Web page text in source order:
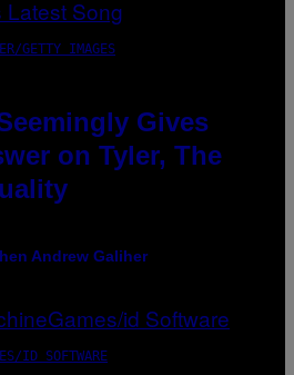
GETTY IMAGES
Gives
on Tyler, The
Andrew Galiher
ID SOFTWARE